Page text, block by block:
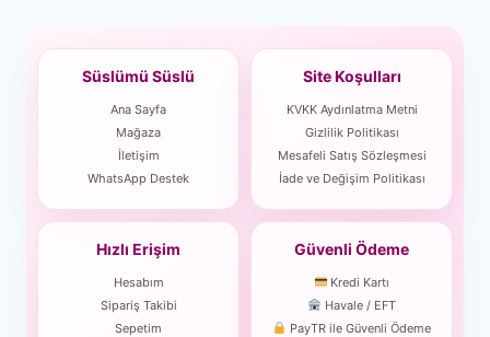
Süslümü Süslü
Ana Sayfa
Mağaza
İletişim
WhatsApp Destek
Site Koşulları
KVKK Aydınlatma Metni
Gizlilik Politikası
Mesafeli Satış Sözleşmesi
İade ve Değişim Politikası
Hızlı Erişim
Hesabım
Sipariş Takibi
Sepetim
Güvenli Ödeme
Kredi Kartı
Havale / EFT
PayTR ile Güvenli Ödeme